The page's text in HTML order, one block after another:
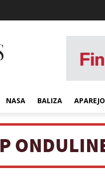
NASA BALIZA APAREJO